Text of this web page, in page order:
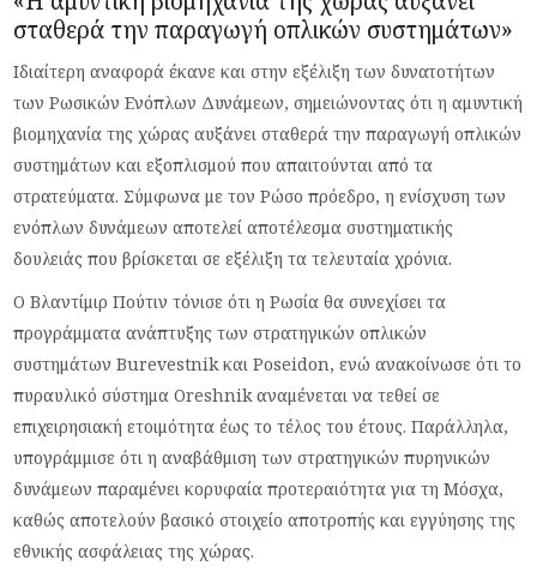
σταθερά την παραγωγή οπλικών συστημάτων»
Ιδιαίτερη αναφορά έκανε και στην εξέλιξη των δυνατοτήτων
των Ρωσικών Ενόπλων Δυνάμεων, σημειώνοντας ότι η αμυντική
βιομηχανία της χώρας αυξάνει σταθερά την παραγωγή οπλικών
συστημάτων και εξοπλισμού που απαιτούνται από τα
στρατεύματα. Σύμφωνα με τον Ρώσο πρόεδρο, η ενίσχυση των
ενόπλων δυνάμεων αποτελεί αποτέλεσμα συστηματικής
δουλειάς που βρίσκεται σε εξέλιξη τα τελευταία χρόνια.
Ο Βλαντίμιρ Πούτιν τόνισε ότι η Ρωσία θα συνεχίσει τα
προγράμματα ανάπτυξης των στρατηγικών οπλικών
συστημάτων Burevestnik και Poseidon, ενώ ανακοίνωσε ότι το
πυραυλικό σύστημα Oreshnik αναμένεται να τεθεί σε
επιχειρησιακή ετοιμότητα έως το τέλος του έτους. Παράλληλα,
υπογράμμισε ότι η αναβάθμιση των στρατηγικών πυρηνικών
δυνάμεων παραμένει κορυφαία προτεραιότητα για τη Μόσχα,
καθώς αποτελούν βασικό στοιχείο αποτροπής και εγγύησης της
εθνικής ασφάλειας της χώρας.